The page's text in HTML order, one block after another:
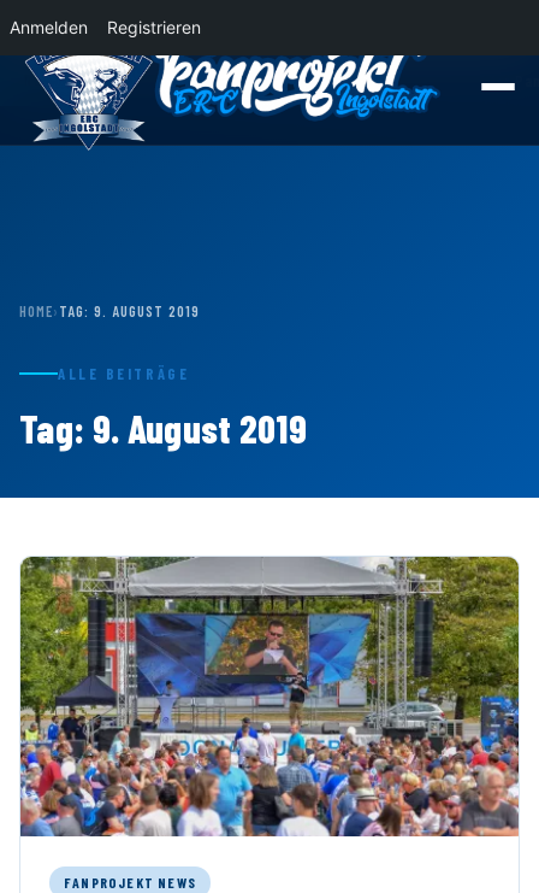
Anmelden Registrieren
NewsDer Panther Express 2026/2027 rollt nach Krefeld! Wohin rollt der
HOME› TAG: 9. AUGUST 2019
ALLE BEITRÄGE
Tag: 9. August 2019
FANPROJEKT NEWS